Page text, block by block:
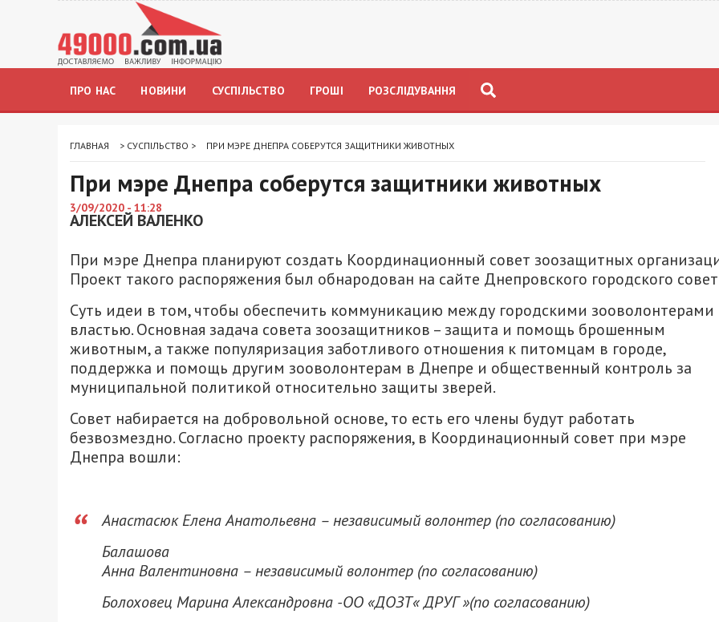
ПРО НАС НОВИНИ СУСПІЛЬСТВО ГРОШІ РОЗСЛІДУВАННЯ
ГЛАВНАЯ > СУСПІЛЬСТВО > ПРИ МЭРЕ ДНЕПРА СОБЕРУТСЯ ЗАЩИТНИКИ ЖИВОТНЫХ
При мэре Днепра соберутся защитники животных
3/09/2020 - 11:28
АЛЕКСЕЙ ВАЛЕНКО
При мэре Днепра планируют создать Координационный совет зоозащитных
Проект такого распоряжения был обнародован на сайте Днепровского городского
Суть идеи в том, чтобы обеспечить коммуникацию между городскими зооволонтерами
властью. Основная задача совета зоозащитников – защита и помощь брошенным
животным, а также популяризация заботливого отношения к питомцам в городе,
поддержка и помощь другим зооволонтерам в Днепре и общественный контроль за
муниципальной политикой относительно защиты зверей.
Совет набирается на добровольной основе, то есть его члены будут работать
безвозмездно. Согласно проекту распоряжения, в Координационный совет при мэре
Днепра вошли:
Анастасюк Елена Анатольевна – независимый волонтер (по согласованию)
Балашова
Анна Валентиновна – независимый волонтер (по согласованию)
Болоховец Марина Александровна -ОО «ДОЗТ« ДРУГ »(по согласованию)